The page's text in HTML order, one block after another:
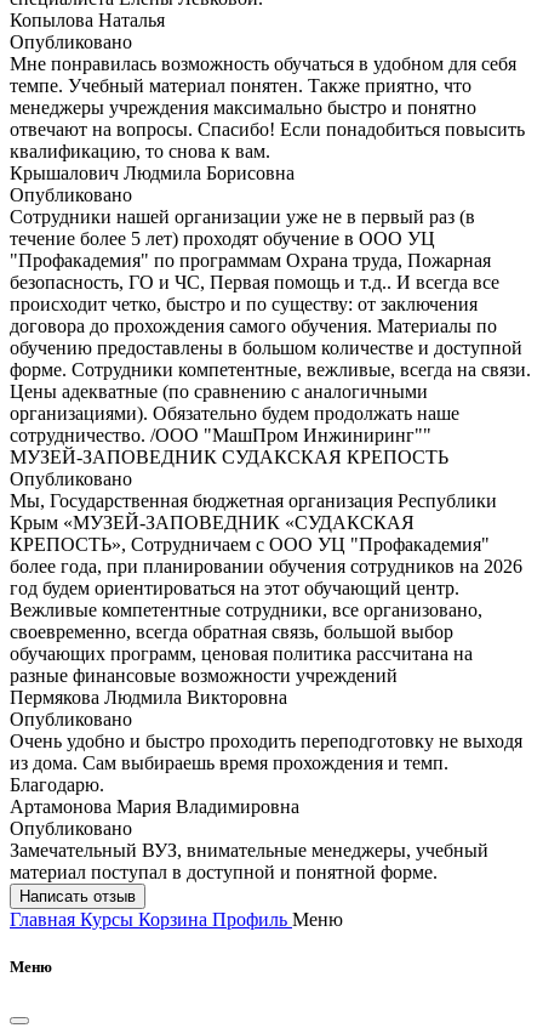
Копылова Наталья
Опубликовано
Мне понравилась возможность обучаться в удобном для себя
темпе. Учебный материал понятен. Также приятно, что
менеджеры учреждения максимально быстро и понятно
отвечают на вопросы. Спасибо! Если понадобиться повысить
квалификацию, то снова к вам.
Крышалович Людмила Борисовна
Опубликовано
Сотрудники нашей организации уже не в первый раз (в
течение более 5 лет) проходят обучение в ООО УЦ
"Профакадемия" по программам Охрана труда, Пожарная
безопасность, ГО и ЧС, Первая помощь и т.д.. И всегда все
происходит четко, быстро и по существу: от заключения
договора до прохождения самого обучения. Материалы по
обучению предоставлены в большом количестве и доступной
форме. Сотрудники компетентные, вежливые, всегда на связи.
Цены адекватные (по сравнению с аналогичными
организациями). Обязательно будем продолжать наше
сотрудничество. /ООО "МашПром Инжиниринг""
МУЗЕЙ-ЗАПОВЕДНИК СУДАКСКАЯ КРЕПОСТЬ
Опубликовано
Мы, Государственная бюджетная организация Республики
Крым «МУЗЕЙ-ЗАПОВЕДНИК «СУДАКСКАЯ
КРЕПОСТЬ», Сотрудничаем с ООО УЦ "Профакадемия"
более года, при планировании обучения сотрудников на 2026
год будем ориентироваться на этот обучающий центр.
Вежливые компетентные сотрудники, все организовано,
своевременно, всегда обратная связь, большой выбор
обучающих программ, ценовая политика рассчитана на
разные финансовые возможности учреждений
Пермякова Людмила Викторовна
Опубликовано
Очень удобно и быстро проходить переподготовку не выходя
из дома. Сам выбираешь время прохождения и темп.
Благодарю.
Артамонова Мария Владимировна
Опубликовано
Замечательный ВУЗ, внимательные менеджеры, учебный
материал поступал в доступной и понятной форме.
Написать отзыв
Главная Курсы Корзина Профиль Меню
Меню